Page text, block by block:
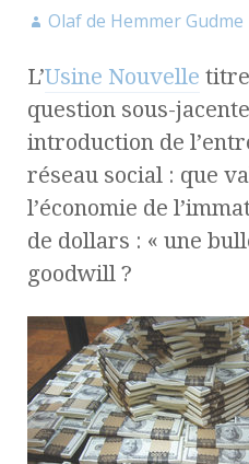
Olaf de Hemmer Gudme
L’Usine Nouvelle
question sous-
introduction de
réseau social : que
l’économie de
de dollars : « une
goodwill ?